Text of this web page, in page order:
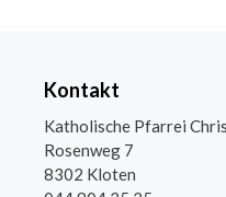
Kontakt
Katholische Pfarrei
Rosenweg 7
8302 Kloten